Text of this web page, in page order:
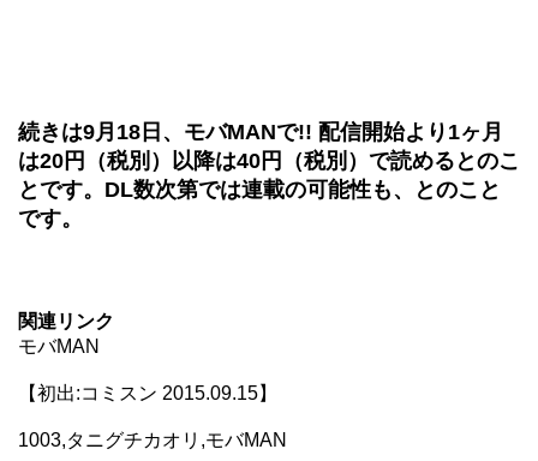
続きは9月18日、 モバMANで!! 配信開始より1ヶ月
は20円（税別）以降は40円（税別）で読めるとのこ
とです。DL数次第では連載の可能性も、とのこと
です。
関連リンク
モバMAN
【初出:コミスン 2015.09.15】
1003,タニグチカオリ,モバMAN